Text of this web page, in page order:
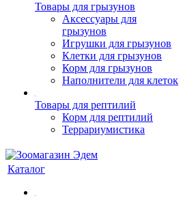
Товары для грызунов
Аксессуары для
грызунов
Игрушки для грызунов
Клетки для грызунов
Корм для грызунов
Наполнители для клеток
Товары для рептилий
Корм для рептилий
Террариумистика
Каталог